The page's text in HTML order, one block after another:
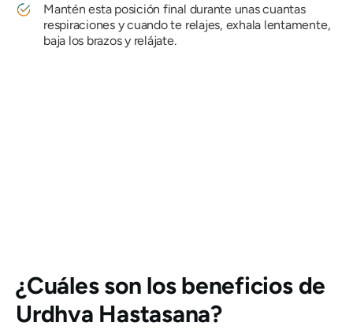
Mantén esta posición final durante unas cuantas
respiraciones y cuando te relajes, exhala lentamente,
baja los brazos y relájate.
¿Cuáles son los beneficios de
Urdhva Hastasana?